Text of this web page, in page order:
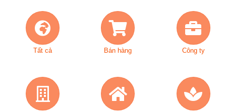
Tất cả Bán hàng Công ty